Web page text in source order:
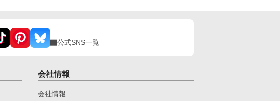
公式SNS一覧
会社情報
会社情報